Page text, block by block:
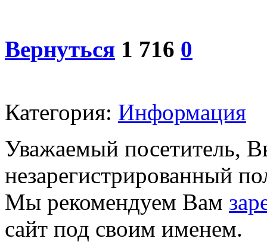
Вернуться 1 716 0
Категория: Информация
Уважаемый посетитель,
незарегистрированный
Мы рекомендуем Вам
сайт под своим именем.